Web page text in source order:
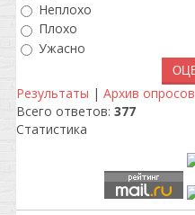
Неплохо
Плохо
Ужасно
Результаты | Архив опросов
Всего ответов: 377
Статистика